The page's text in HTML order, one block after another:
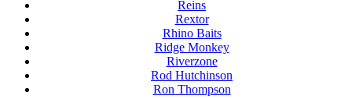
Reins
Rextor
Rhino Baits
Ridge Monkey
Riverzone
Rod Hutchinson
Ron Thompson